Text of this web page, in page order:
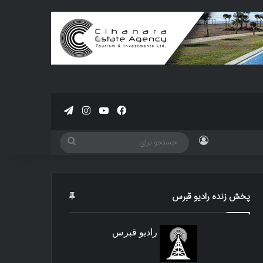
فیسبوکیوتیوباینستاگرام
تلگرام
ورود
جستجو
پخش زنده رادیو قبرس
رادیو قبرس